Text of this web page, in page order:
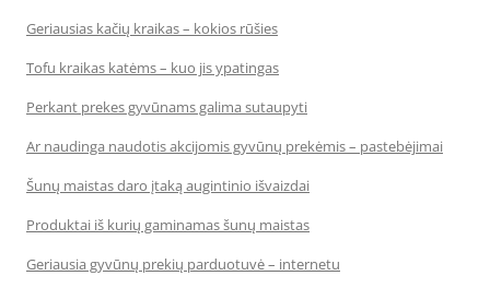
Geriausias kačių kraikas – kokios rūšies
Tofu kraikas katėms – kuo jis ypatingas
Perkant prekes gyvūnams galima sutaupyti
Ar naudinga naudotis akcijomis gyvūnų prekėmis – pastebėjimai
Šunų maistas daro įtaką augintinio išvaizdai
Produktai iš kurių gaminamas šunų maistas
Geriausia gyvūnų prekių parduotuvė – internetu